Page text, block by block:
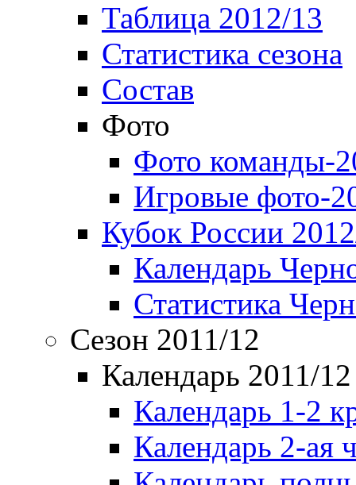
Таблица 2012/13
Статистика сезона
Состав
Фото
Фото команды-
Игровые фото-
Кубок России
Календарь
Статистика
Сезон 2011/12
Календарь 2011/12
Календарь 1-2
Календарь 2-ая